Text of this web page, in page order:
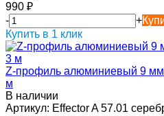
990 ₽
-
+
Купить в 1 клик
Z-профиль алюминиевый 9 мм
м
В наличии
Артикул: Effector A 57.01